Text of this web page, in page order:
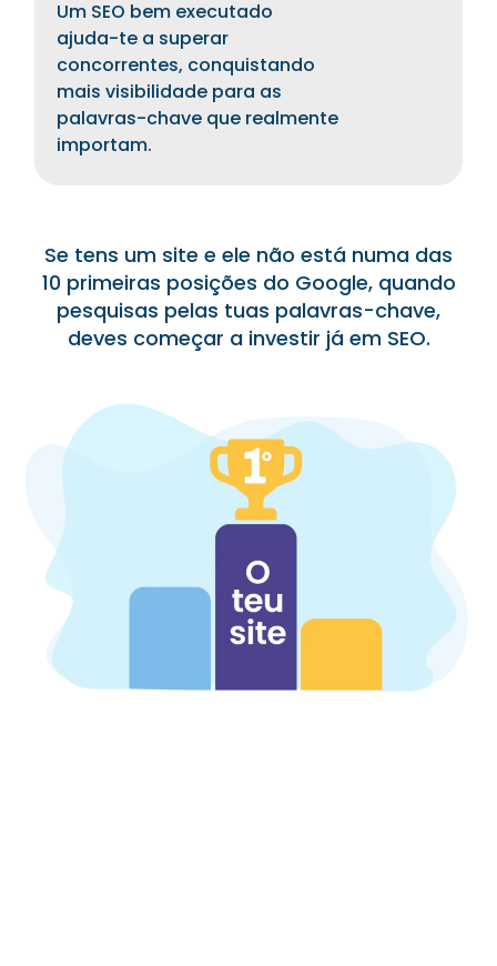
Um SEO bem executado
ajuda-te a superar
concorrentes, conquistando
mais visibilidade para as
palavras-chave que realmente
importam.
Se tens um site e ele não está numa das
10 primeiras posições do Google, quando
pesquisas pelas tuas palavras-chave,
deves começar a investir já em SEO.